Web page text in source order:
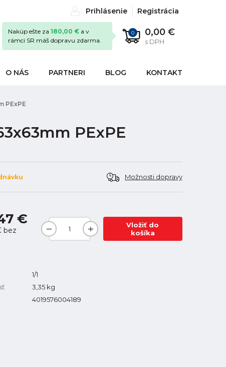
Prihlásenie Registrácia
0 0,00 €
s DPH
Nakúp ešte za 180,00 € a v
rámci SR máš dopravu zdarma.
O NÁS PARTNERI BLOG KONTAKT
PExPE
PExPE
Možnosti dopravy
€
bez
Vložiť do
košíka
1/1
3,35 kg
4019576004189